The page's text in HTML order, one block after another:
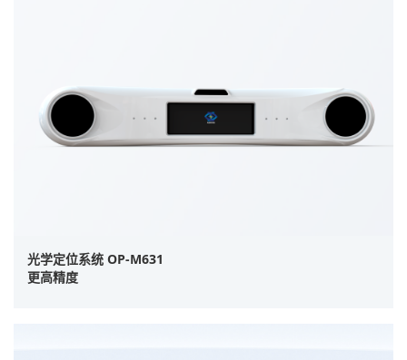
光学定位系统 OP-M631
更高精度